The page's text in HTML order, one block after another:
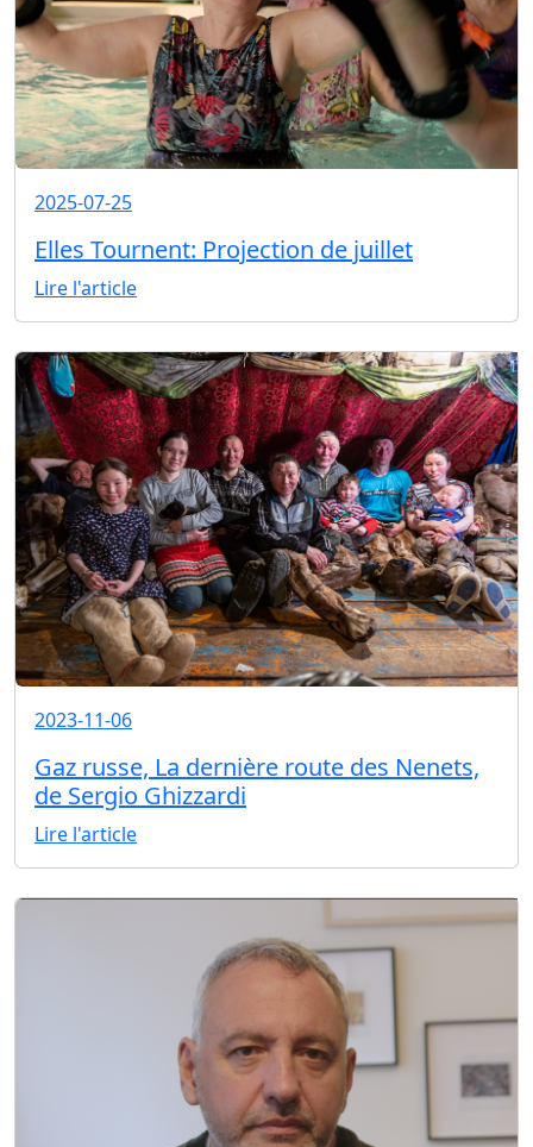
2025-07-25
Elles Tournent: Projection de juillet
Lire l'article
2023-11-06
Gaz russe, La dernière route des Nenets,
de Sergio Ghizzardi
Lire l'article